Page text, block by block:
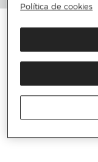
Política de cookies